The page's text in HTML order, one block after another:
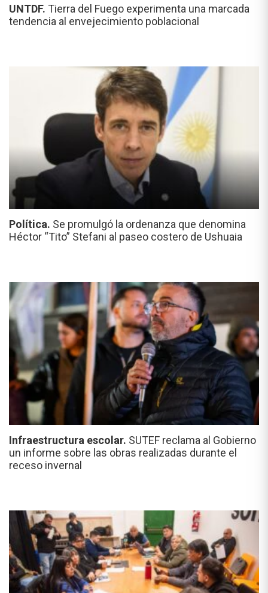
UNTDF. Tierra del Fuego experimenta una marcada
tendencia al envejecimiento poblacional
Política. Se promulgó la ordenanza que denomina
Héctor “Tito” Stefani al paseo costero de Ushuaia
Infraestructura escolar. SUTEF reclama al Gobierno
un informe sobre las obras realizadas durante el
receso invernal